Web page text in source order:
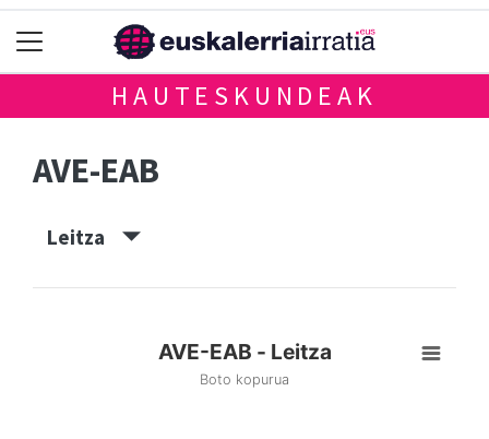
HAUTESKUNDEAK
AVE-EAB
Leitza
AVE-EAB - Leitza
Boto kopurua